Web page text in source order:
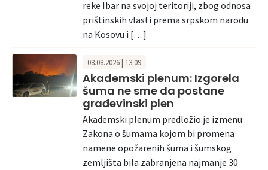
reke Ibar na svojoj teritoriji, zbog odnosa
prištinskih vlasti prema srpskom narodu
na Kosovu i […]
08.08.2026 | 13:09
Akademski plenum: Izgorela
šuma ne sme da postane
građevinski plen
Akademski plenum predložio je izmenu
Zakona o šumama kojom bi promena
namene opožarenih šuma i šumskog
zemljišta bila zabranjena najmanje 30